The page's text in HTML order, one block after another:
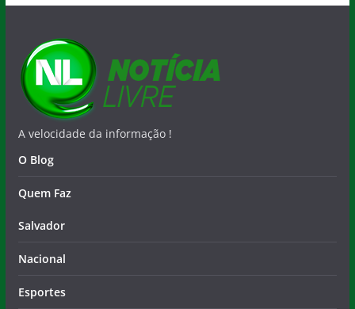
A velocidade da informação !
O Blog
Quem Faz
Salvador
Nacional
Esportes